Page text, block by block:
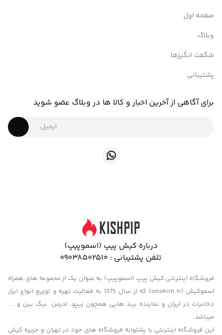
صفحه اول
وبلاگ
شگفت انگیزها
پشتیبانی
برای آگاهی از آخرین اخبار و کالا ها در وبلاگ عضو شوید
درباره کیش پیپ (اسموپیپ)
تلفن پشتیبانی : 09038502510
فروشگاه اینترنتی کیش پیپ (اسموپیپ) به عنوان یک از مجموعه های همراه
اسموکیش (smokish.ir) که از سال 1375 به فعالیت تهیه و توزیع انواع ابزار
دخانیات در ایران و نماینده برند هایی همچون زیپو، لدرمن، بیگ بین و …
میباشد.
این فروشگاه اینترنتی با پشتوانه فروشگاه های خود در تهران و جزیره کیش